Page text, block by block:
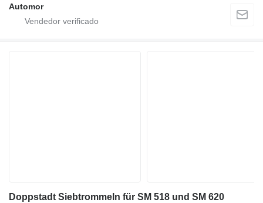
Automor
Doppstadt Siebtrommeln für SM 518 und SM 620